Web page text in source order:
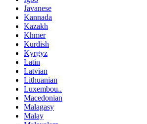
Javanese
Kannada
Kazakh
Khmer
Kurdish
Kyrgyz
Latin
Latvian
Lithuanian
Luxembou..
Macedonian
Malagasy
Malay